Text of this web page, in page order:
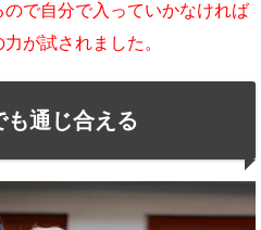
で自分で入っていかなければ
が試されました。
通じ合える